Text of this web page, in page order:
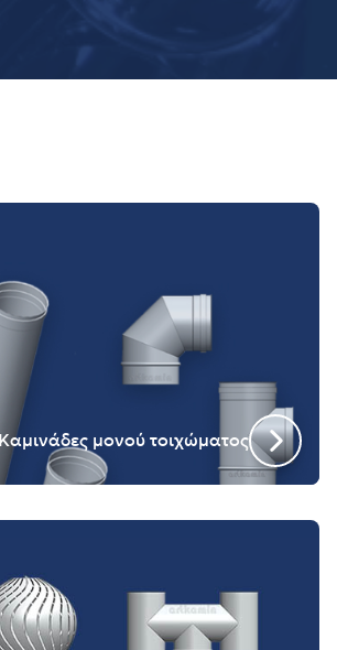
Καμινάδες μονού τοιχώματος